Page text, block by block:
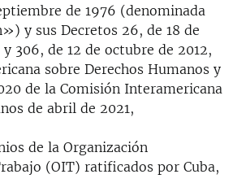
de 1976 (denominada
y sus Decretos 26, de 18 de
306, de 12 de octubre de 2012,
sobre Derechos Humanos y
de la Comisión Interamericana
de abril de 2021,
de la Organización
(OIT) ratificados por Cuba,